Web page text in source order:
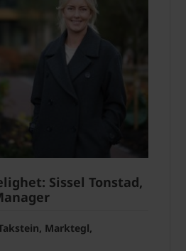
Sissel Tonstad,
Marktegl,